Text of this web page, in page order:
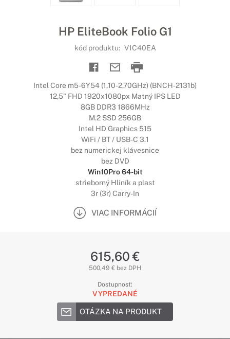
HP EliteBook Folio G1
kód produktu: V1C40EA
Intel Core m5-6Y54 (1,10-2,70GHz) (BNCH-2131b)
12,5" FHD 1920x1080px Matný IPS LED
8GB DDR3 1866MHz
M.2 SSD 256GB
Intel HD Graphics 515
WiFi / BT / USB-C 3.1
bez numerickej klávesnice
bez DVD
Win10Pro 64-bit
strieborný Hliník a plast
3r (3r) Carry-In
VIAC INFORMÁCIÍ
615,60 €
500,49 € bez DPH
Dostupnosť:
VYPREDANÉ
OTÁZKA NA PRODUKT